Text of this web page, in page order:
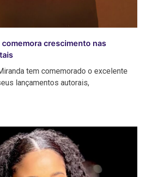
crescimento nas
tem comemorado o excelente
lançamentos autorais,